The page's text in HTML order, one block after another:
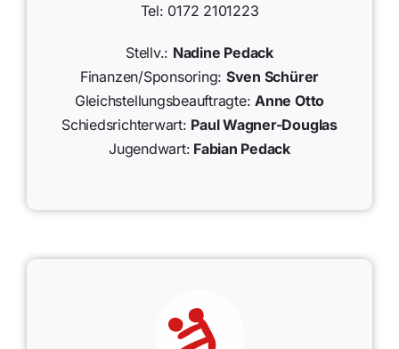
Tel: 0172 2101223
Stellv.: Nadine Pedack
Finanzen/Sponsoring: Sven Schürer
Gleichstellungsbeauftragte:Anne Otto
Schiedsrichterwart: Paul Wagner-Douglas
Jugendwart: Fabian Pedack